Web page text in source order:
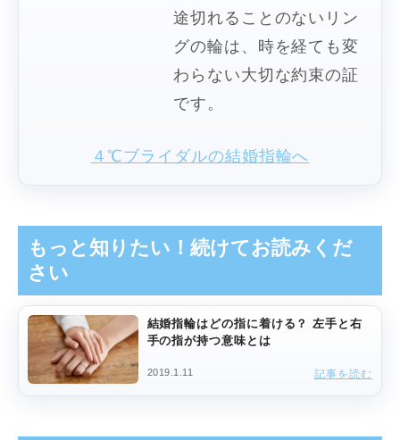
途切れることのないリン
グの輪は、時を経ても変
わらない大切な約束の証
です。
４℃ブライダルの結婚指輪へ
もっと知りたい！続けてお読みくだ
さい
結婚指輪はどの指に着ける？ 左手と右
手の指が持つ意味とは
2019.1.11 記事を読む